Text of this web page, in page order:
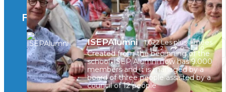
Merci à tous pour votre présence et à Alexandre
CHEA pour l'organisation !
il y a 3 mois
2 0 0
Voir sur Facebook · Partager
🚀La dynamique des rencontres entre Alumni
Facebook
ISEPAlumni 1,022 Les plus aimées
Created from the beginning of the
school, ISEP Alumni now has 9.000
members and it is managed by a
board of three people assisted by a
council of 12 people